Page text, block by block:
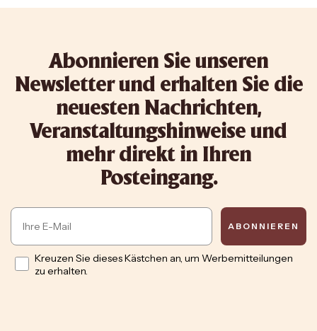
Abonnieren Sie unseren
Newsletter und erhalten Sie die
neuesten Nachrichten,
Veranstaltungshinweise und
mehr direkt in Ihren
Posteingang.
Email
ABONNIEREN
Opt inKreuzen Sie dieses Kästchen an, um Werbemitteilungen
zu erhalten.